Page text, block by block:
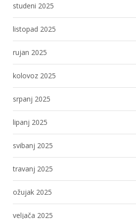
studeni 2025
listopad 2025
rujan 2025
kolovoz 2025
srpanj 2025
lipanj 2025
svibanj 2025
travanj 2025
ožujak 2025
veljača 2025